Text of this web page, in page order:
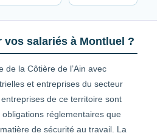
vos salariés à Montluel ?
de la Côtière de l’Ain avec
et entreprises du secteur
de ce territoire sont
réglementaires que
de sécurité au travail. La